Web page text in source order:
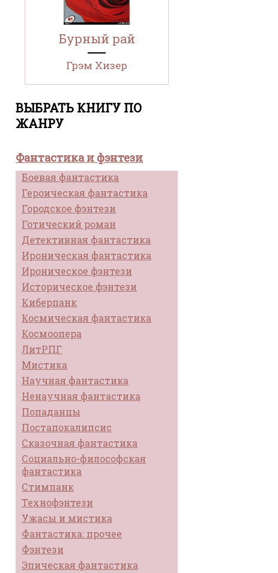
Бурный рай
Грэм Хизер
ВЫБРАТЬ КНИГУ ПО
ЖАНРУ
Фантастика и фэнтези
Боевая фантастика
Героическая фантастика
Городское фэнтези
Готический роман
Детективная фантастика
Ироническая фантастика
Ироническое фэнтези
Историческое фэнтези
Киберпанк
Космическая фантастика
Космоопера
ЛитРПГ
Мистика
Научная фантастика
Ненаучная фантастика
Попаданцы
Постапокалипсис
Сказочная фантастика
Социально-философская
фантастика
Стимпанк
Технофэнтези
Ужасы и мистика
Фантастика: прочее
Фэнтези
Эпическая фантастика